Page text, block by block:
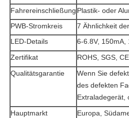
Fahrereinschließung Plastik- oder
PWB-Stromkreis
7 Ähnlichkeit
LED-Details
6-6.8V, 150mA,
Zertifikat
ROHS, SGS,
Qualitätsgarantie
Wenn Sie
des defekten
Extraladegerät,
Hauptmarkt
Europa,